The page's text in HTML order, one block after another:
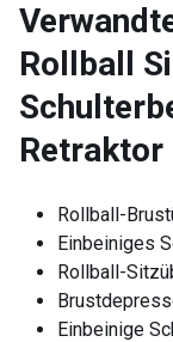
Rollball
Retraktor
Rollball-
Einbeiniges
Rollball-
Einbeinige